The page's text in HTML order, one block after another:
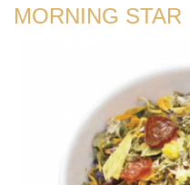
MORNING STAR